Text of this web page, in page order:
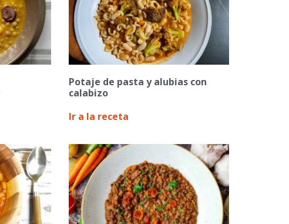
Potaje de pasta y alubias con
calabizo
Ir a la receta